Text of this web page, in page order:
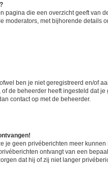
pagina die een overzicht geeft van
moderators, met bijhorende details
ben je niet geregistreerd en/of
de beheerder heeft ingesteld dat
contact op met de beheerder.
je geen privéberichten meer kunnen
ontvangt van een
dat hij of zij niet langer